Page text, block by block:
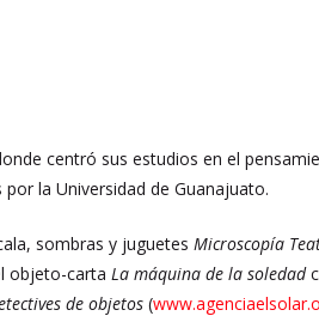
centró sus estudios en el
la Universidad de Guanajuato.
sombras y juguetes Microscopía
objeto-cartaLa máquina de la soledad
de objetos(